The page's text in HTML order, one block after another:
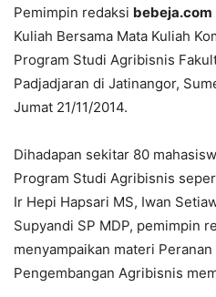
Pemimpin redaksi bebeja.com
Kuliah Bersama Mata Kuliah
Program Studi Agribisnis
Padjadjaran di Jatinangor,
Jumat 21/11/2014.
Dihadapan sekitar 80
Program Studi Agribisnis
Ir Hepi Hapsari MS, Iwan
Supyandi SP MDP, pemimpin
menyampaikan materi
Pengembangan Agribisnis